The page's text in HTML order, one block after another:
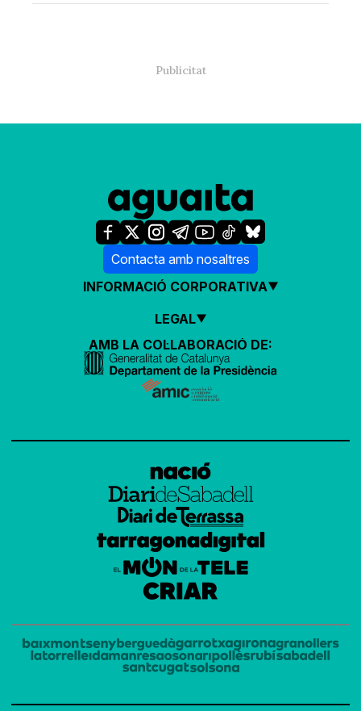
Contacta amb nosaltres
INFORMACIÓ CORPORATIVA
LEGAL
AMB LA COL·LABORACIÓ DE: